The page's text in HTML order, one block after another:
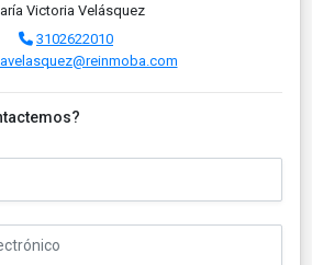
Victoria Velásquez
3102622010